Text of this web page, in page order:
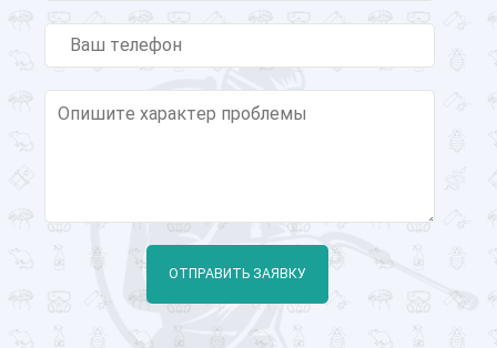
ОТПРАВИТЬ ЗАЯВКУ